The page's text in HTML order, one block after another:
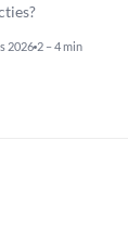
2026 2 – 4 min